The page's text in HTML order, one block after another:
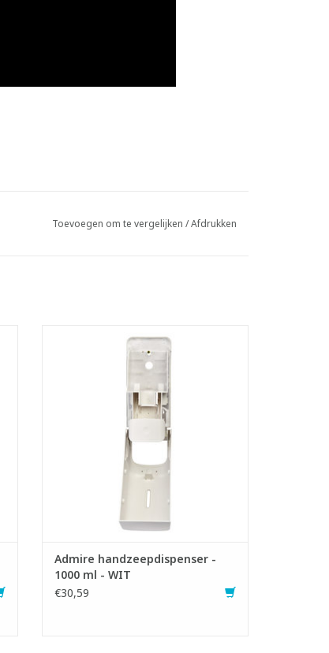
Toevoegen om te vergelijken /Afdrukken
in kwalitatief ABS kunststof
- Geschikt voor zowel gesloten
navulreservoirs voor vloeibare zeep en
schuimpzeep
- Biedt een goede handhygiëne voor alle
gebruikers
- Snel en makkelijk bij te v
TOEVOEGEN AAN WINKELWAGEN
Admire handzeepdispenser -
1000 ml - WIT
€30,59